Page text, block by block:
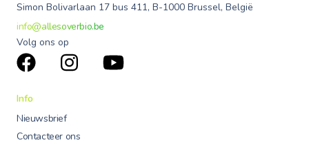
Simon Bolivarlaan 17 bus 411, B-1000 Brussel, België
info@allesoverbio.be
Volg ons op
Info
Nieuwsbrief
Contacteer ons